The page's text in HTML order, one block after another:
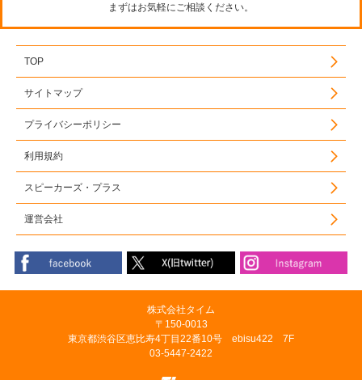
まずはお気軽にご相談ください。
TOP
サイトマップ
プライバシーポリシー
利用規約
スピーカーズ・プラス
運営会社
株式会社タイム
〒150-0013
東京都渋谷区恵比寿4丁目22番10号 ebisu422 7F
03-5447-2422